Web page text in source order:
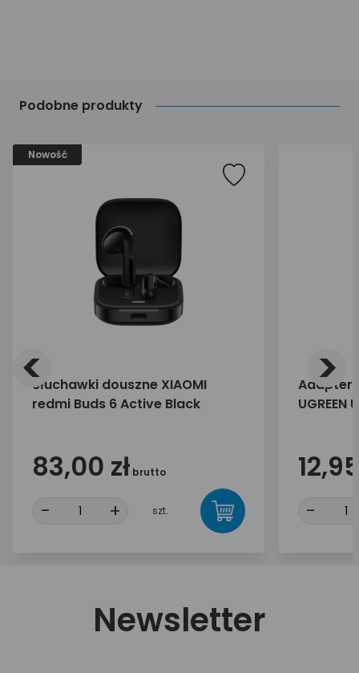
Podobne produkty
Nowość
Słuchawki douszne XIAOMI
redmi Buds 6 Active Black
83,00 zł brutto
- + szt.
Adapter
UGREEN
-
< >
Newsletter